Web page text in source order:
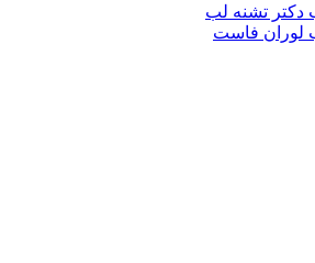
دکتر تشنه لب
لوران فاست